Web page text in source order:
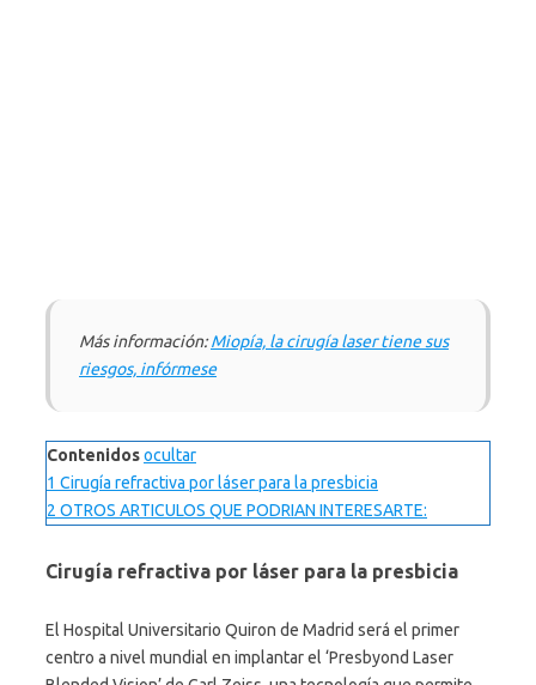
Más información:Miopía, la cirugía laser tiene sus
riesgos, infórmese
Contenidosocultar
1 Cirugía refractiva por láser para la presbicia
2 OTROS ARTICULOS QUE PODRIAN INTERESARTE:
Cirugía refractiva por láser para la presbicia
El Hospital Universitario Quiron de Madrid será el primer
centro a nivel mundial en implantar el ‘Presbyond Laser